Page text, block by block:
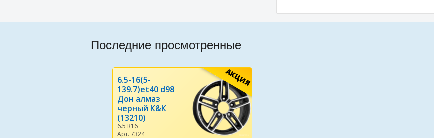
Последние просмотренные
АКЦИЯ
6.5-16(5-
139.7)et40 d98
Дон алмаз
черный К&К
(13210)
6.5 R16
Арт. 7324